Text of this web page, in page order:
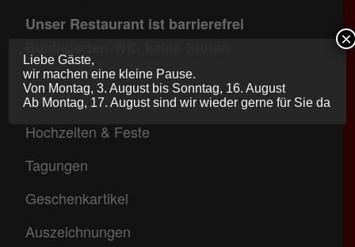
Unser Restaurant ist barrierefrei
Hotel
Hochzeiten & Feste
Tagungen
Geschenkartikel
Auszeichnungen
Liebe Gäste,
wir machen eine kleine Pause.
Von Montag, 3. August bis Sonntag, 16. August
Ab Montag, 17. August sind wir wieder gerne für Sie da
×